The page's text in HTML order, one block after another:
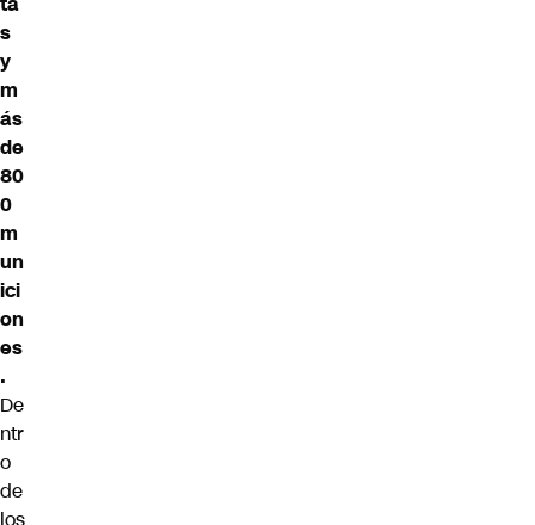
s
y
m
ás
de
80
0
m
un
ici
on
es
.
De
ntr
o
de
los